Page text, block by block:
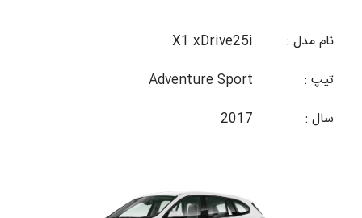
نام مدل :
X1 xDrive25i
تیپ :
Adventure Sport
سال :
2017